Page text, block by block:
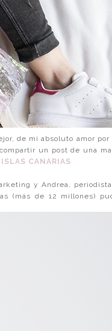
de mi absoluto amor por
un post de una
CANARIAS
y Andrea,
(más de 12 millones)